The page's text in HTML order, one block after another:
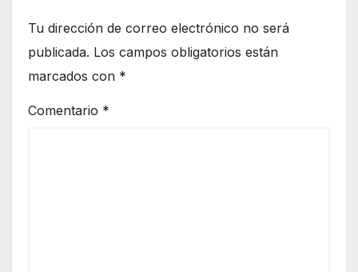
Tu dirección de correo electrónico no será
publicada. Los campos obligatorios están
marcados con *
Comentario *